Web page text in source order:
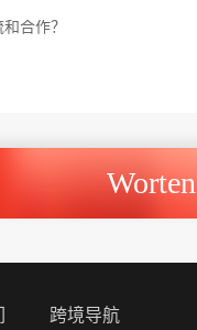
合作？
跨境导航